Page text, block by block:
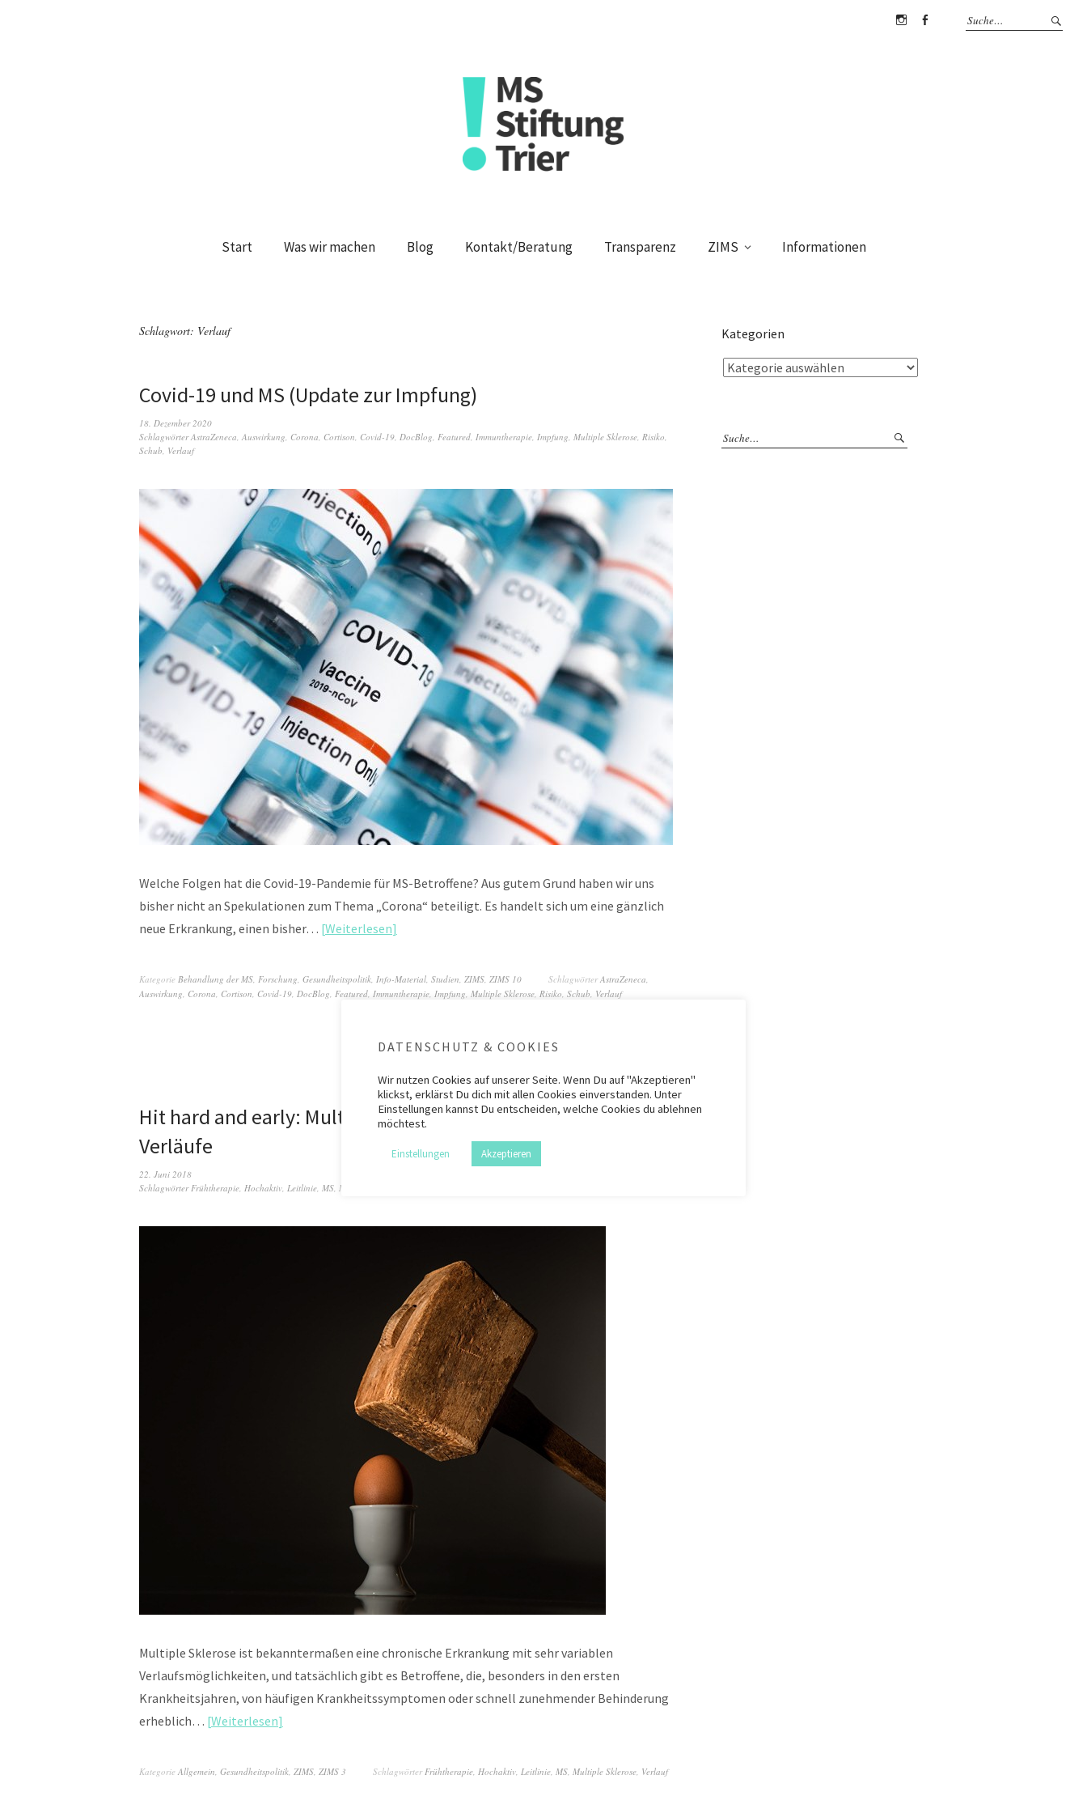
Start Was wir machen Blog Kontakt/Beratung Transparenz ZIMS Informationen
Schlagwort: Verlauf
Covid-19 und MS (Update zur Impfung)
18. Dezember 2020
SchlagwörterAstraZeneca, Auswirkung, Corona, Cortison, Covid-19, DocBlog, Featured, Immuntherapie, Impfung, Multiple Sklerose, Risiko,
Schub, Verlauf
Welche Folgen hat die Covid-19-Pandemie für MS-Betroffene? Aus gutem Grund haben wir uns
bisher nicht an Spekulationen zum Thema „Corona“ beteiligt. Es handelt sich um eine gänzlich
neue Erkrankung, einen bisher… Weiterlesen
Kategorie Behandlung der MS, Forschung, Gesundheitspolitik, Info-Material, Studien, ZIMS, ZIMS 10 SchlagwörterAstraZeneca,
Auswirkung, Corona, Cortison, Covid-19, DocBlog, Featured, Immuntherapie, Impfung, Multiple Sklerose, Risiko, Schub, Verlauf
Hit hard and early: Multiple Sklerose und „hochaktive“
Verläufe
22. Juni 2018
SchlagwörterFrühtherapie, Hochaktiv, Leitlinie, MS, Multiple Sklerose
Multiple Sklerose ist bekanntermaßen eine chronische Erkrankung mit sehr variablen
Verlaufsmöglichkeiten, und tatsächlich gibt es Betroffene, die, besonders in den ersten
Krankheitsjahren, von häufigen Krankheitssymptomen oder schnell zunehmender Behinderung
erheblich… Weiterlesen
Kategorie Allgemein, Gesundheitspolitik, ZIMS, ZIMS 3 SchlagwörterFrühtherapie, Hochaktiv, Leitlinie, MS, Multiple Sklerose, Verlauf
Kategorien
DATENSCHUTZ & COOKIES
Wir nutzen Cookies auf unserer Seite. Wenn Du auf "Akzeptieren"
klickst, erklärst Du dich mit allen Cookies einverstanden. Unter
Einstellungen kannst Du entscheiden, welche Cookies du ablehnen
möchtest.
Einstellungen Akzeptieren